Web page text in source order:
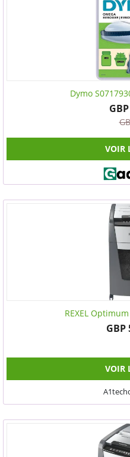
Dymo
VOIR
REXEL
GBP
VOIR